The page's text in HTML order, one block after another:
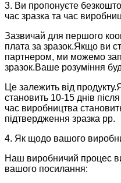
3. Ви пропонуєте
час зразка та час
Зазвичай для першого
плата за зразок.Якщо ви
партнером, ми можемо
зразок.Ваше розуміння
Це залежить від
становить 10-15 днів
час виробництва
підтвердження зразка pp.
4. Як щодо вашого
Наш виробничий процес
вашого посилання: